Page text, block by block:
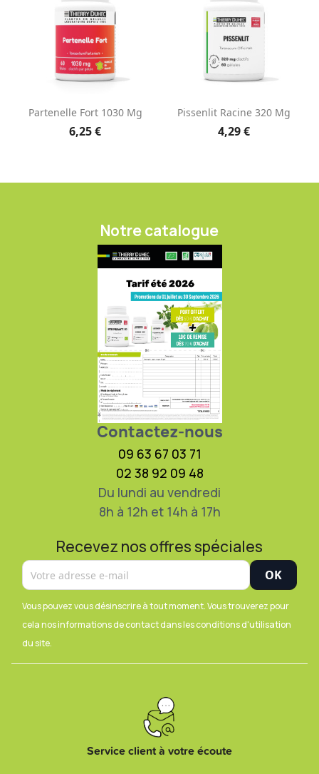
Partenelle Fort 1030 Mg
6,25 €
Pissenlit Racine 320 Mg
4,29 €
Notre catalogue
Contactez-nous
09 63 67 03 71
02 38 92 09 48
Du lundi au vendredi
8h à 12h et 14h à 17h
Recevez nos offres spéciales
Vous pouvez vous désinscrire à tout moment. Vous trouverez pour
cela nos informations de contact dans les conditions d'utilisation
du site.
Service client à votre écoute